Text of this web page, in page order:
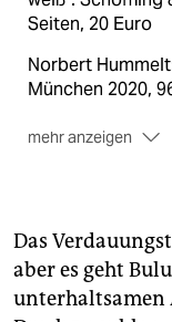
Seiten, 20 Euro
Norbert
München 2020,
mehr anzeigen
Kerstin Preiwuß:
112 Seiten, 22
Das
aber es geht
unterhaltsamen